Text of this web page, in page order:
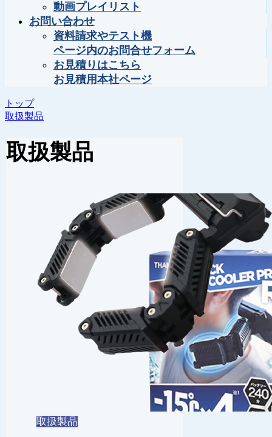
動画プレイリスト
お問い合わせ
資料請求やテスト機
ページ内のお問合せフォーム
お見積りはこちら
お見積用本社ページ
トップ
取扱製品
取扱製品
取扱製品